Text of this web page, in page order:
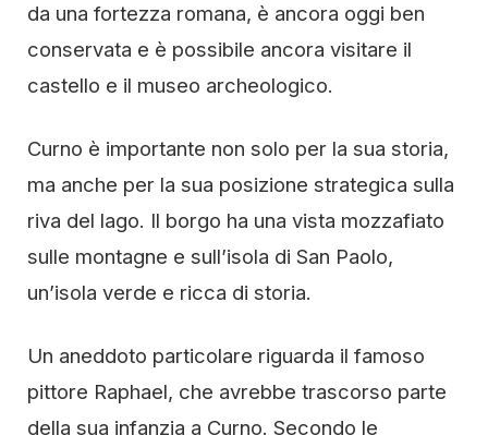
da una fortezza romana, è ancora oggi ben
conservata e è possibile ancora visitare il
castello e il museo archeologico.
Curno è importante non solo per la sua storia,
ma anche per la sua posizione strategica sulla
riva del lago. Il borgo ha una vista mozzafiato
sulle montagne e sull’isola di San Paolo,
un’isola verde e ricca di storia.
Un aneddoto particolare riguarda il famoso
pittore Raphael, che avrebbe trascorso parte
della sua infanzia a Curno. Secondo le